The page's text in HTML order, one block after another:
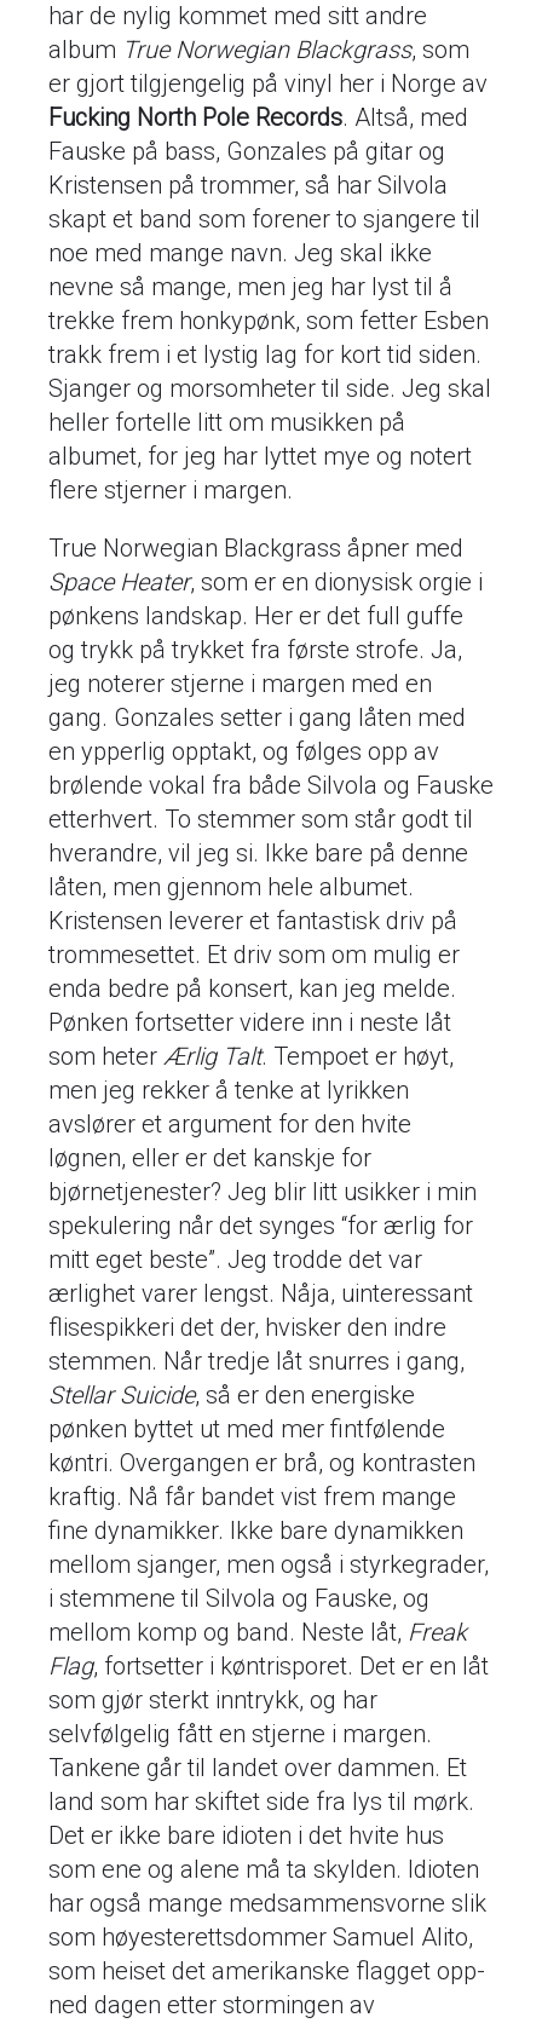
har de nylig kommet med sitt andre
album True Norwegian Blackgrass, som
er gjort tilgjengelig på vinyl her i Norge av
Fucking North Pole Records. Altså, med
Fauske på bass, Gonzales på gitar og
Kristensen på trommer, så har Silvola
skapt et band som forener to sjangere til
noe med mange navn. Jeg skal ikke
nevne så mange, men jeg har lyst til å
trekke frem honkypønk, som fetter Esben
trakk frem i et lystig lag for kort tid siden.
Sjanger og morsomheter til side. Jeg skal
heller fortelle litt om musikken på
albumet, for jeg har lyttet mye og notert
flere stjerner i margen.
True Norwegian Blackgrass åpner med
Space Heater, som er en dionysisk orgie i
pønkens landskap. Her er det full guffe
og trykk på trykket fra første strofe. Ja,
jeg noterer stjerne i margen med en
gang. Gonzales setter i gang låten med
en ypperlig opptakt, og følges opp av
brølende vokal fra både Silvola og Fauske
etterhvert. To stemmer som står godt til
hverandre, vil jeg si. Ikke bare på denne
låten, men gjennom hele albumet.
Kristensen leverer et fantastisk driv på
trommesettet. Et driv som om mulig er
enda bedre på konsert, kan jeg melde.
Pønken fortsetter videre inn i neste låt
som heter Ærlig Talt. Tempoet er høyt,
men jeg rekker å tenke at lyrikken
avslører et argument for den hvite
løgnen, eller er det kanskje for
bjørnetjenester? Jeg blir litt usikker i min
spekulering når det synges “for ærlig for
mitt eget beste”. Jeg trodde det var
ærlighet varer lengst. Nåja, uinteressant
flisespikkeri det der, hvisker den indre
stemmen. Når tredje låt snurres i gang,
Stellar Suicide, så er den energiske
pønken byttet ut med mer fintfølende
køntri. Overgangen er brå, og kontrasten
kraftig. Nå får bandet vist frem mange
fine dynamikker. Ikke bare dynamikken
mellom sjanger, men også i styrkegrader,
i stemmene til Silvola og Fauske, og
mellom komp og band. Neste låt, Freak
Flag, fortsetter i køntrisporet. Det er en låt
som gjør sterkt inntrykk, og har
selvfølgelig fått en stjerne i margen.
Tankene går til landet over dammen. Et
land som har skiftet side fra lys til mørk.
Det er ikke bare idioten i det hvite hus
som ene og alene må ta skylden. Idioten
har også mange medsammensvorne slik
som høyesterettsdommer Samuel Alito,
som heiset det amerikanske flagget opp-
ned dagen etter stormingen av